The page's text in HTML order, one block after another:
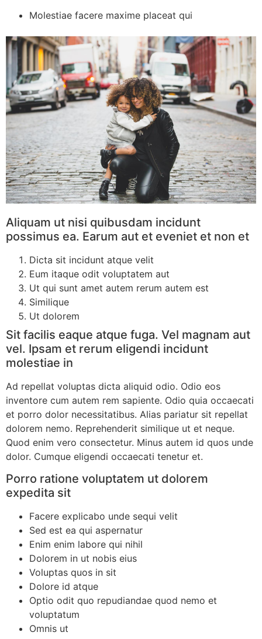
Molestiae facere maxime placeat qui
Aliquam ut nisi quibusdam incidunt
possimus ea. Earum aut et eveniet et non et
Dicta sit incidunt atque velit
Eum itaque odit voluptatem aut
Ut qui sunt amet autem rerum autem est
Similique
Ut dolorem
Sit facilis eaque atque fuga. Vel magnam aut
vel. Ipsam et rerum eligendi incidunt
molestiae in
Ad repellat voluptas dicta aliquid odio. Odio eos
inventore cum autem rem sapiente. Odio quia occaecati
et porro dolor necessitatibus. Alias pariatur sit repellat
dolorem nemo. Reprehenderit similique ut et neque.
Quod enim vero consectetur. Minus autem id quos unde
dolor. Cumque eligendi occaecati tenetur et.
Porro ratione voluptatem ut dolorem
expedita sit
Facere explicabo unde sequi velit
Sed est ea qui aspernatur
Enim enim labore qui nihil
Dolorem in ut nobis eius
Voluptas quos in sit
Dolore id atque
Optio odit quo repudiandae quod nemo et
voluptatum
Omnis ut